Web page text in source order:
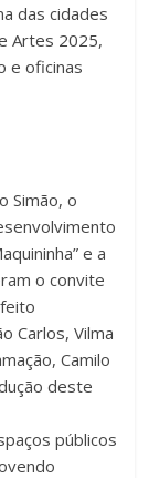
das cidades
Artes 2025,
e oficinas
Simão, o
e a
o convite
Carlos, Vilma
Camilo
deste
públicos